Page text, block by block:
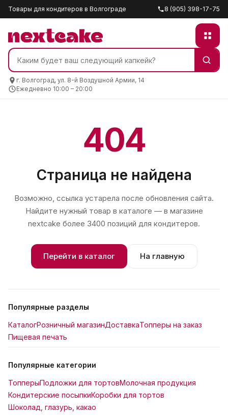
Товары для кондитеров в Волгограде 8 (905) 398-17-75
г. Волгоград, ул. 8-й Воздушной Армии, 14
Ежедневно 10:00 – 20:00
404
Страница не найдена
Возможно, ссылка устарела после обновления сайта.
Найдите нужный товар в каталоге — в магазине
nextcake более 3400 позиций для кондитеров.
Перейти в каталог На главную
Популярные разделы
КаталогРозничный магазинДоставкаТопперы на заказ
Пищевая печать
Популярные категории
ТопперыПодложки для тортовМолочная продукция
Кондитерские посыпкиКоробки для тортов
Шоколад, глазурь, какао